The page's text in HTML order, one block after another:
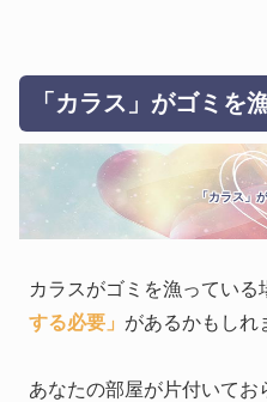
「カラス」がゴミを
「カラス」
カラスがゴミを漁っている
する必要」 があるかもしれ
あなたの部屋が片付いてお